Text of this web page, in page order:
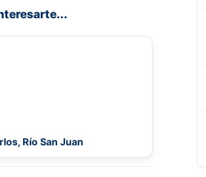
Río San Juan